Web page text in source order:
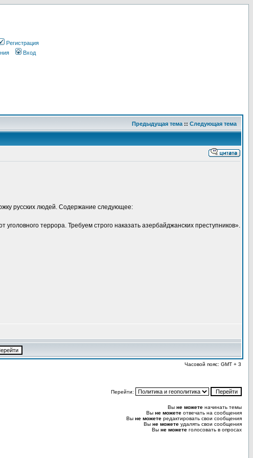
Регистрация
Вход
Предыдущая тема :: Следующая тема
русских людей. Содержание следующее:
террора. Требуем строго наказать азербайджанских преступников».
Часовой пояс: GMT + 3
Перейти:
Вы не можете начинать темы
Вы не можете отвечать на сообщения
Вы не можете редактировать свои сообщения
Вы не можете удалять свои сообщения
Вы не можете голосовать в опросах